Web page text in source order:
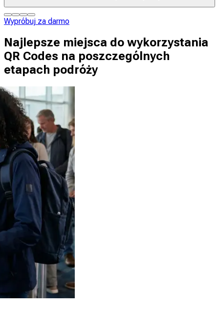
Wypróbuj za darmo
Najlepsze miejsca do wykorzystania
QR Codes na poszczególnych
etapach podróży